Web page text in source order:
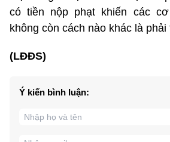
có tiền nộp phạt khiến các
không còn cách nào khác là phải
(LĐĐS)
Ý kiến bình luận: